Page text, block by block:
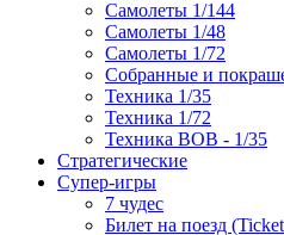
Самолеты 1/144
Самолеты 1/48
Самолеты 1/72
Собранные и
Техника 1/35
Техника 1/72
Техника ВОВ - 1/35
Стратегические
Супер-игры
7 чудес
Билет на поезд